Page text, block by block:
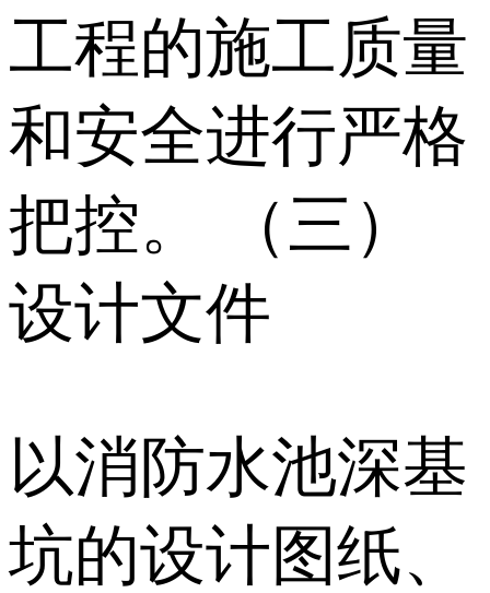
工程的施工质量
和安全进行严格
把控。 （三）
设计文件
以消防水池深基
坑的设计图纸、